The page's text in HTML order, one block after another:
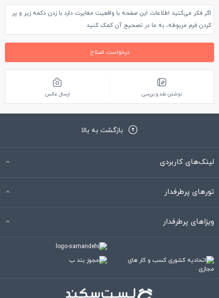
اگر فکر می‌کنید اطلاعات این صفحه با واقعیت مغایرت دارد با زدن دکمه زیر و پر
کردن فرم مربوطه، به ما در تصحیح آن کمک کنید
درخواست اصلاح
نوشتن نقد و بررسی ارسال عکس
بازگشت به بالا
لینک‌های کاربردی
تورهای پرطرفدار
ویزاهای پرطرفدار